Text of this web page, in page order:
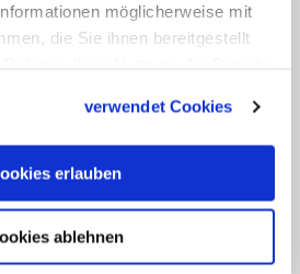
möglicherweise mit
die Sie ihnen bereitgestellt
verwendet Cookies
erlauben
ablehnen
in einem eigenen
zusammen und